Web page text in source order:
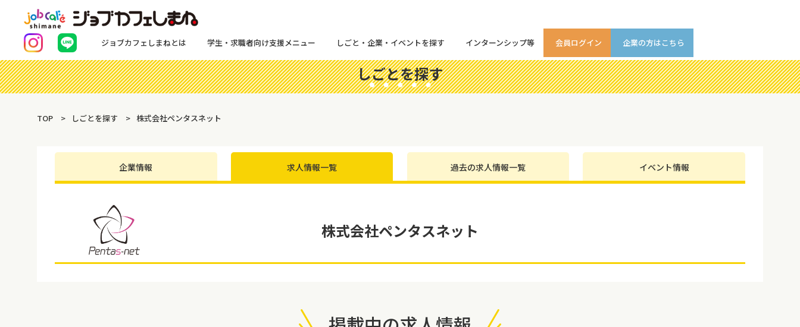
ジョブカフェしまねとは 学生・求職者向け支援メニュー しごと・企業・イベントを探す インターンシップ等 会員ログイン 企業の方はこちら
しごとを探す
TOP しごとを探す 株式会社ペンタスネット
企業情報 求人情報一覧 過去の求人情報一覧 イベント情報
株式会社ペンタスネット